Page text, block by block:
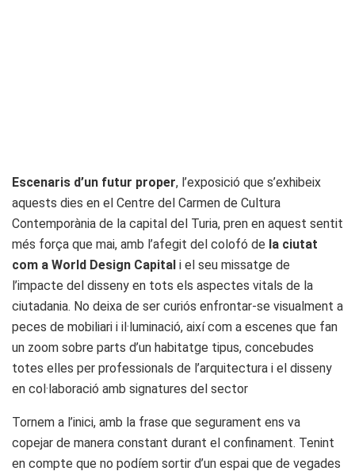
Escenaris d’un futur proper, l’exposició que s’exhibeix
aquests dies en el Centre del Carmen de Cultura
Contemporània de la capital del Turia, pren en aquest sentit
més força que mai, amb l’afegit del colofó de la ciutat
com a World Design Capital i el seu missatge de
l’impacte del disseny en tots els aspectes vitals de la
ciutadania. No deixa de ser curiós enfrontar-se visualment a
peces de mobiliari i il·luminació, així com a escenes que fan
un zoom sobre parts d’un habitatge tipus, concebudes
totes elles per professionals de l’arquitectura i el disseny
en col·laboració amb signatures del sector
Tornem a l’inici, amb la frase que segurament ens va
copejar de manera constant durant el confinament. Tenint
en compte que no podíem sortir d’un espai que de vegades